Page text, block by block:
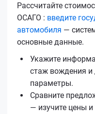
Рассчитайте
ОСАГО : введите
автомобиля —
основные данные.
Укажите
стаж вождения и
параметры.
Сравните
— изучите цены